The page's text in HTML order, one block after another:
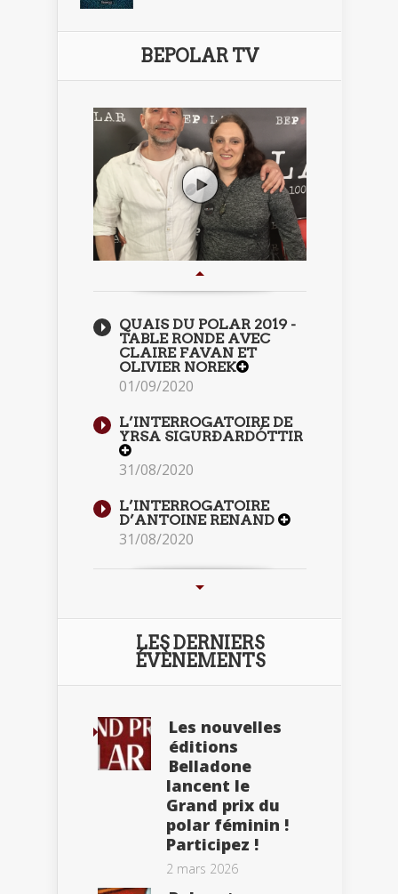
BEPOLAR TV
QUAIS DU POLAR 2019 -
TABLE RONDE AVEC
CLAIRE FAVAN ET
OLIVIER NOREK
01/09/2020
L’INTERROGATOIRE DE
YRSA SIGURÐARDÓTTIR
31/08/2020
L’INTERROGATOIRE
D’ANTOINE RENAND
31/08/2020
LES DERNIERS
ÉVÈNEMENTS
Les nouvelles
éditions
Belladone
lancent le
Grand prix du
polar féminin !
Participez !
2 mars 2026